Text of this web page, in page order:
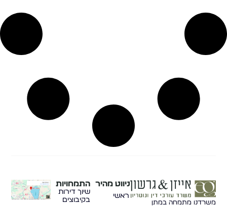
משרדנו מתמחה במתן
ניווט מהיר
ראשי
התמחויות
שיוך דירות
בקיבוצים